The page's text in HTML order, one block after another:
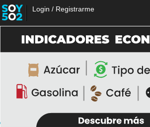
Login / Registrarme